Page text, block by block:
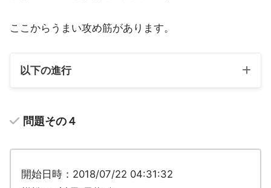
一角成～▲３四歩の攻めがあります。
ここからうまい攻め筋があります。
以下の進行
問題その４
開始日時：2018/07/22 04:31:32